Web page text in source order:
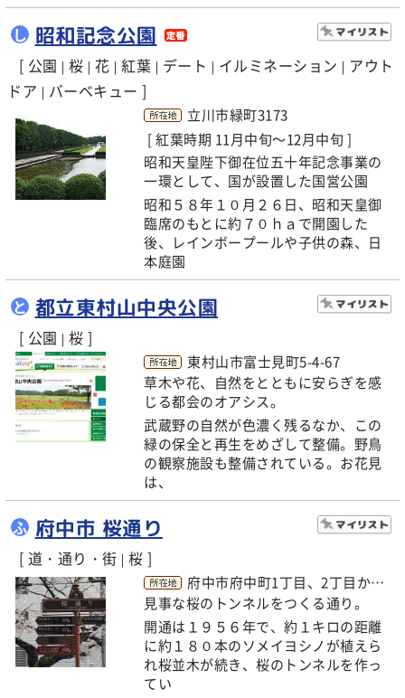
し 昭和記念公園
[ 公園 | 桜 | 花 | 紅葉 | デート | イルミネーション | アウト
ドア | バーベキュー ]
立川市緑町3173
[ 紅葉時期 11月中旬～12月中旬 ]
昭和天皇陛下御在位五十年記念事業の
一環として、国が設置した国営公園
昭和５８年１０月２６日、昭和天皇御
臨席のもとに約７０ｈａで開園した
後、レインボープールや子供の森、日
本庭園
と 都立東村山中央公園
[ 公園 | 桜 ]
東村山市富士見町5-4-67
草木や花、自然をとともに安らぎを感
じる都会のオアシス。
武蔵野の自然が色濃く残るなか、この
緑の保全と再生をめざして整備。野鳥
の観察施設も整備されている。お花見
は、
ふ 府中市 桜通り
[ 道・通り・街 | 桜 ]
府中市府中町1丁目、2丁目から寿町1丁目、2丁目
見事な桜のトンネルをつくる通り。
開通は１９５６年で、約１キロの距離
に約１８０本のソメイヨシノが植えら
れ桜並木が続き、桜のトンネルを作っ
てい